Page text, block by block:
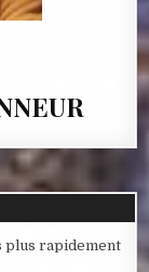
plus rapidement